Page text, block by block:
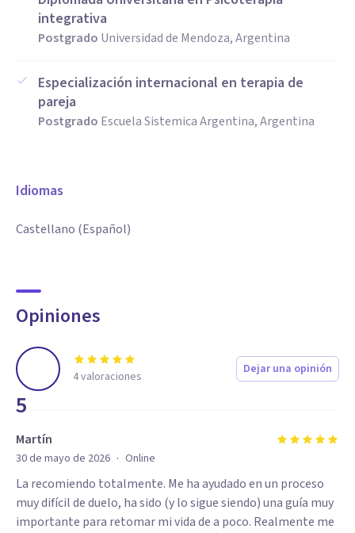
integrativa
Postgrado Universidad de Mendoza, Argentina
Especialización internacional en terapia de
pareja
Postgrado Escuela Sistemica Argentina, Argentina
Idiomas
Castellano (Español)
Opiniones
5
4valoraciones Dejar una opinión
Martín
30 de mayo de 2026 · Online
La recomiendo totalmente. Me ha ayudado en un proceso
muy difícil de duelo, ha sido (y lo sigue siendo) una guía muy
importante para retomar mi vida de a poco. Realmente me